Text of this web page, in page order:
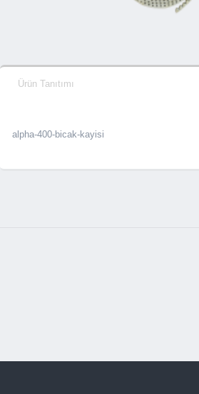
Ürün Tanıtımı
alpha-400-bicak-kayisi